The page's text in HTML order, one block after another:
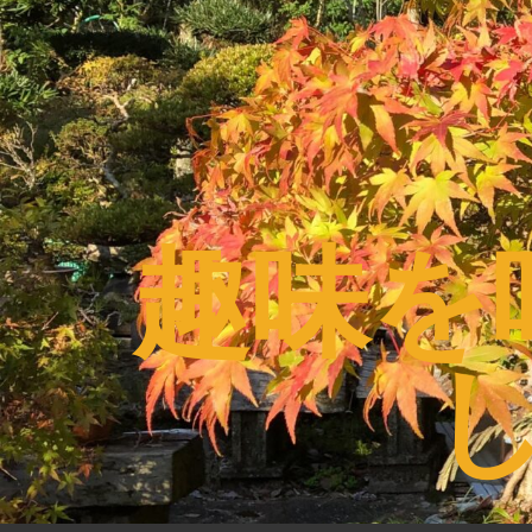
コ
ン
テ
ン
ツ
へ
ス
キ
ッ
プ
趣味